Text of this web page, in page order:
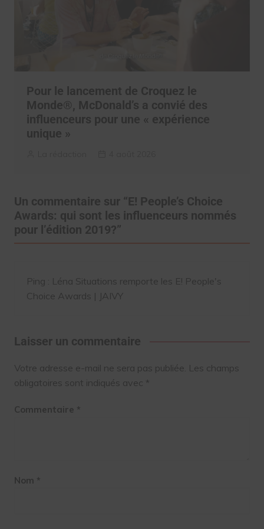
Pour le lancement de Croquez le
Monde®, McDonald’s a convié des
influenceurs pour une « expérience
unique »
Un commentaire sur “E! People’s Choice
Awards: qui sont les influenceurs nommés
pour l’édition 2019?”
Ping : Léna Situations remporte les E! People's
Choice Awards | JAIVY
Laisser un commentaire
Votre adresse e-mail ne sera pas publiée. Les champs
obligatoires sont indiqués avec *
Commentaire *
Nom *